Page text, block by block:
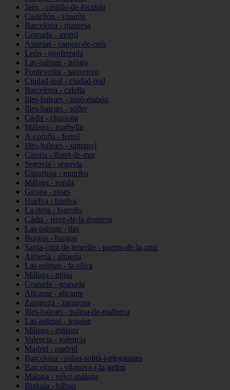
Jaén - castillo-de-locubín
Castellón - vinaròs
Barcelona - manresa
Granada - motril
Asturias - cangas-de-onís
León - ponferrada
Las-palmas - pájara
Pontevedra - sanxenxo
Ciudad-real - ciudad-real
Barcelona - calella
Illes-balears - maó-mahón
Illes-balears - sóller
Cádiz - chipiona
Málaga - marbella
A-coruña - ferrol
Illes-balears - santanyí
Girona - lloret-de-mar
Segovia - segovia
Gipuzkoa - mutriku
Málaga - ronda
Girona - roses
Huelva - huelva
La-rioja - logroño
Cádiz - jerez-de-la-frontera
Las-palmas - tías
Burgos - burgos
Santa-cruz-de-tenerife - puerto-de-la-cruz
Almería - almería
Las-palmas - la-oliva
Málaga - mijas
Granada - granada
Alicante - alicante
Zaragoza - zaragoza
Illes-balears - palma-de-mallorca
Las-palmas - teguise
Málaga - málaga
Valencia - valencia
Madrid - madrid
Barcelona - palau-solità-i-plegamans
Barcelona - vilanova-i-la-geltrú
Málaga - vélez-málaga
Bizkaia - bilbao